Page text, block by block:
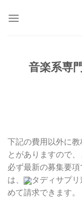
音楽系専
下記の費用以外に
とがありますので
必ず最新の募集要
は、 スタディサプ
めて請求できます。